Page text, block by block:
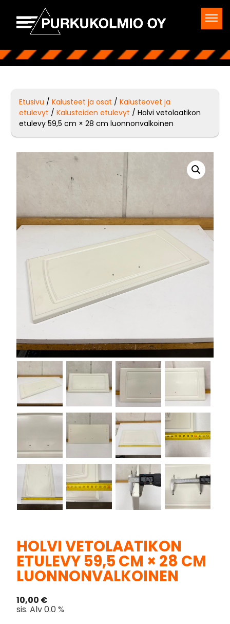
Etusivu /Kalusteet ja osat /Kalusteovet ja
etulevyt /Kalusteiden etulevyt / Holvi vetolaatikon
etulevy 59,5 cm × 28 cm luonnonvalkoinen
HOLVI VETOLAATIKON
ETULEVY 59,5 CM × 28 CM
LUONNONVALKOINEN
10,00 €
sis. Alv 0.0 %